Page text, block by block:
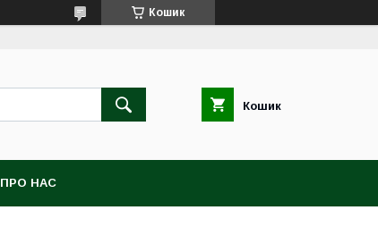
Кошик
Кошик
ПРО НАС